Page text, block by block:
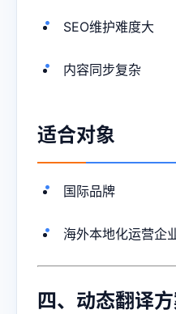
SEO维护难度大
内容同步复杂
适合对象
国际品牌
海外本地化运营企
四、动态翻译